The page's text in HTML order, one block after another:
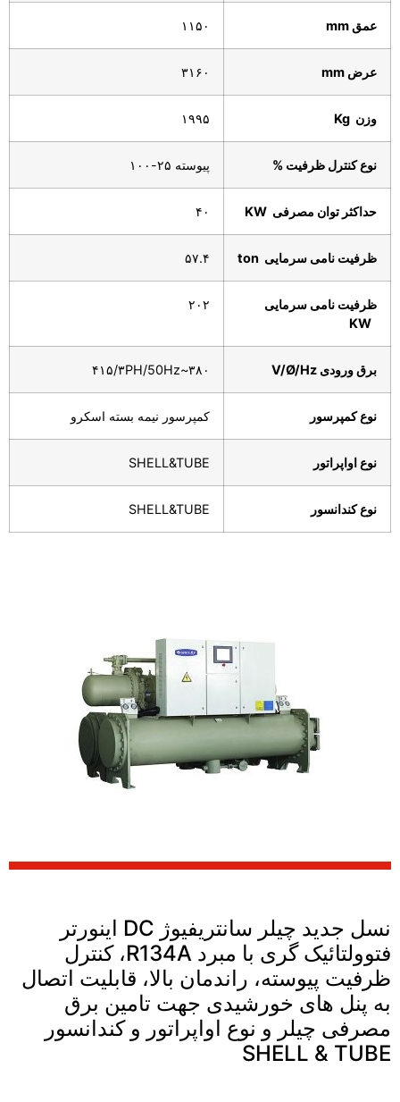
عمقmm ۱۱۵۰
عرض mm ۳۱۶۰
وزن ۱۹۹۵
نوع کنترل ظرفیت % پیوسته ۲۵-۱۰۰
حداکثر توان مصرفی ۴۰
ظرفیت نامی سرمایی ۵۷.۴
ظرفیت نامی سرمایی
۲۰۲
برق ورودی V/Ø/Hz ۳۸۰~۴۱۵/۳PH/50Hz
نوع کمپرسور کمپرسور نیمه بسته اسکرو
نوع اواپراتور SHELL&TUBE
نوع کندانسور SHELL&TUBE
نسل جدید چیلر سانتریفیوژ DC اینورتر
فتوولتائیک گری با مبرد R134A، کنترل
ظرفیت پیوسته، راندمان بالا، قابلیت اتصال
به پنل های خورشیدی جهت تامین برق
مصرفی چیلر و نوع اواپراتور و کندانسور
SHELL & TUBE